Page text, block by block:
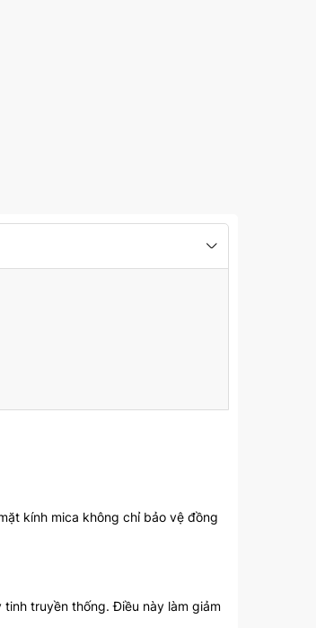
kính mica không chỉ bảo vệ đồng
truyền thống. Điều này làm giảm